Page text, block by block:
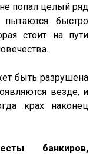
попал целый ряд
пытаются быстро
стоит на пути
быть разрушена
везде, и
крах наконец
банкиров,